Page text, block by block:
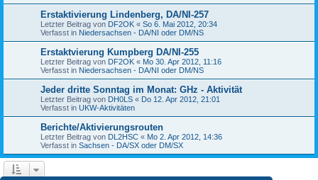
Erstaktivierung Lindenberg, DA/NI-257
Letzter Beitrag von DF2OK « So 6. Mai 2012, 20:34
Verfasst in Niedersachsen - DA/NI oder DM/NS
Erstaktvierung Kumpberg DA/NI-255
Letzter Beitrag von DF2OK « Mo 30. Apr 2012, 11:16
Verfasst in Niedersachsen - DA/NI oder DM/NS
Jeder dritte Sonntag im Monat: GHz - Aktivität
Letzter Beitrag von DH0LS « Do 12. Apr 2012, 21:01
Verfasst in UKW-Aktivitäten
Berichte/Aktivierungsrouten
Letzter Beitrag von DL2HSC « Mo 2. Apr 2012, 14:36
Verfasst in Sachsen - DA/SX oder DM/SX